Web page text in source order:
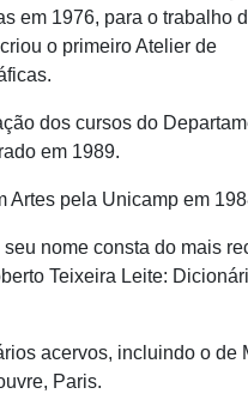
em 1976, para o trabalho
o primeiro Atelier de
dos cursos do
em 1989.
Artes pela Unicamp em
nome consta do mais
Teixeira Leite:
acervos, incluindo o de
Paris.